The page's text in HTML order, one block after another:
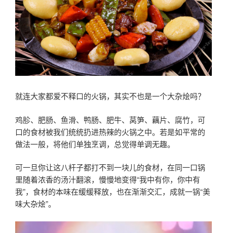
就连大家都爱不释口的火锅，其实不也是一个大杂烩吗？
鸡胗、肥肠、鱼滑、鸭肠、肥牛、莴笋、藕片、腐竹，可
口的食材被我们统统扔进热辣的火锅之中。若是如平常的
做法一般，将他们单独烹调，总觉得单调无趣。
可一旦你让这八杆子都打不到一块儿的食材，在同一口锅
里随着浓香的汤汁翻滚，慢慢地变得“我中有你，你中有
我”，食材的本味在缓缓释放，也在渐渐交汇，成就一锅“美
味大杂烩”。